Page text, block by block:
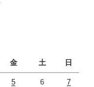
金 土 日
5 6 7